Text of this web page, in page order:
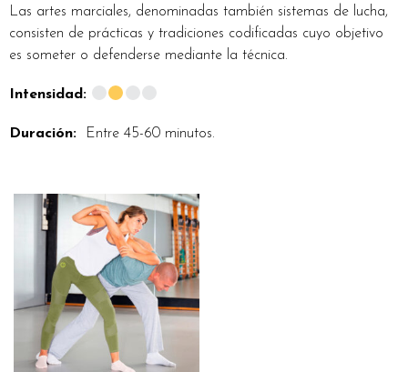
Las artes marciales, denominadas también sistemas de lucha,
consisten de prácticas y tradiciones codificadas cuyo objetivo
es someter o defenderse mediante la técnica.
Intensidad:
Duración: Entre 45-60 minutos.